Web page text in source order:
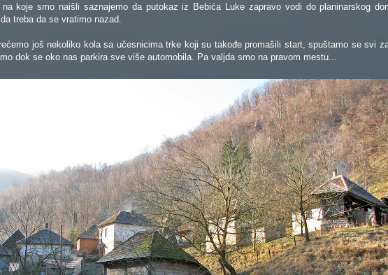
na koje smo naišli saznajemo da putokaz iz Bebića Luke zapravo vodi do planinarskog
treba da se vratimo nazad.
još nekoliko kola sa učesnicima trke koji su takođe promašili start, spuštamo se svi
dok se oko nas parkira sve više automobila. Pa valjda smo na pravom mestu...